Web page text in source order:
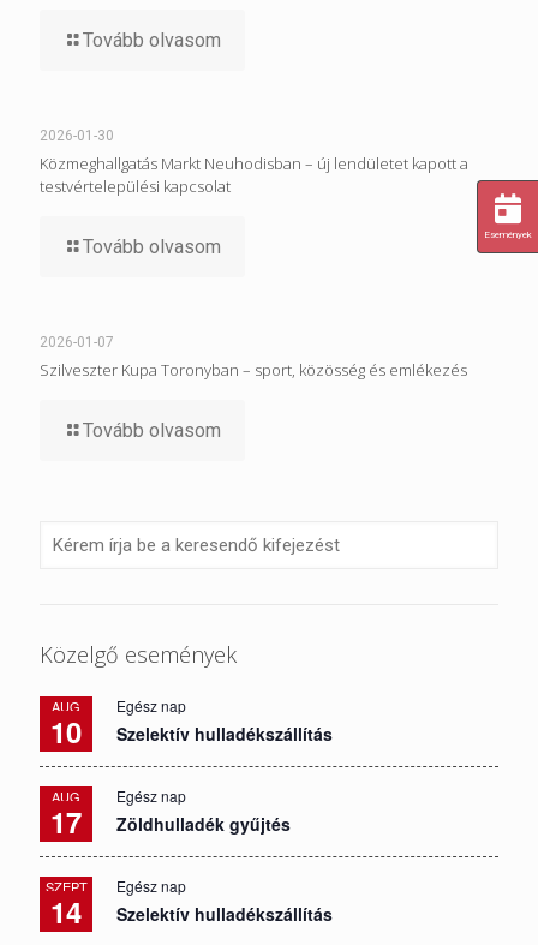
Tovább olvasom
2026-01-30
Közmeghallgatás Markt Neuhodisban – új lendületet kapott a
testvértelepülési kapcsolat
Tovább olvasom
2026-01-07
Szilveszter Kupa Toronyban – sport, közösség és emlékezés
Tovább olvasom
Közelgő események
AUG
10
Egész nap
Szelektív hulladékszállítás
AUG
17
Egész nap
Zöldhulladék gyűjtés
SZEPT
14
Egész nap
Szelektív hulladékszállítás
Események